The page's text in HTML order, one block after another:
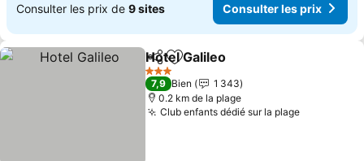
Consulter les prix de 9 sites Consulter les prix
PartagerAjouter à mes favoris
Hotel Galileo
3 Étoiles
7,9 Bien
1 343
0.2 km de la plage
Club enfants dédié sur la plage